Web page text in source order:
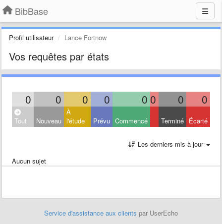
BibBase
Profil utilisateur Lance Fortnow
Vos requêtes par états
0 0 0 0 0 0 0 0
Tout Nouveau
À
l'étude
Prévu Commencé Terminé Écarté
Les derniers mis à jour
Aucun sujet
Service d'assistance aux clients par UserEcho